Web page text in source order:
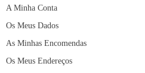
A Minha Conta
Os Meus Dados
As Minhas Encomendas
Os Meus Endereços